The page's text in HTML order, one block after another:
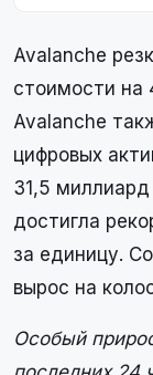
Avalanche
стоимости на
Avalanche
цифровых
31,5 миллиард
достигла
за единицу.
вырос на
Особый